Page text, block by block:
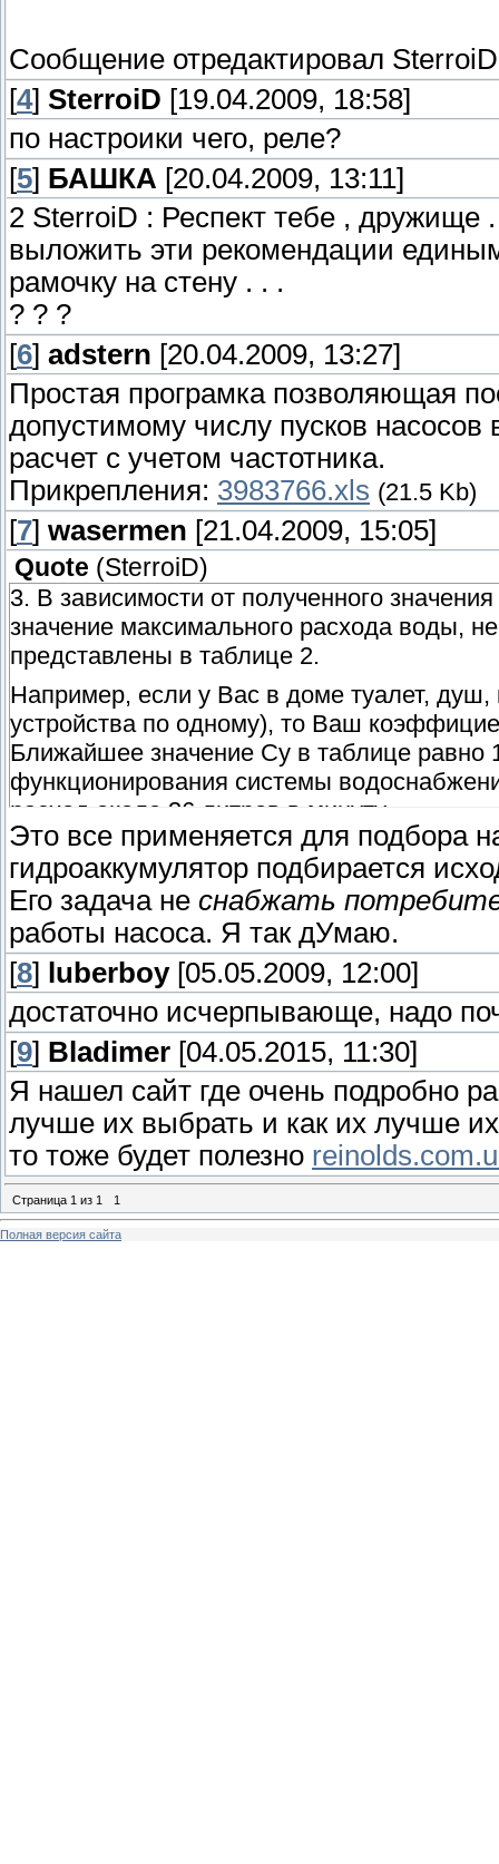
Сообщение отредактировал SterroiD
[4] SterroiD [19.04.2009, 18:58]
по настроики чего, реле?
[5] БАШКА [20.04.2009, 13:11]
2 SterroiD : Респект тебе , дружище
выложить эти рекомендации
рамочку на стену . . .
? ? ?
[6] adstern [20.04.2009, 13:27]
Простая програмка позволяющая
допустимому числу пусков
расчет с учетом частотника.
Прикрепления: 3983766.xls (21.5 Kb)
[7] wasermen [21.04.2009, 15:05]
Quote (SterroiD)
3. В зависимости от полученного
значение максимального расхода воды,
представлены в таблице 2.
Например, если у Вас в доме туалет, душ,
устройства по одному), то Ваш
Ближайшее значение Су в таблице равно
функционирования системы
расход около 36 литров в минуту.
Это все применяется для подбора
гидроаккумулятор подбирается
Его задача не снабжать
работы насоса. Я так дУмаю.
[8] luberboy[05.05.2009, 12:00]
достаточно исчерпывающе, надо
[9] Bladimer [04.05.2015, 11:30]
Я нашел сайт где очень подробно
лучше их выбрать и как их лучше
то тоже будет полезно
Страница 1 из 1 1
Полная версия сайта